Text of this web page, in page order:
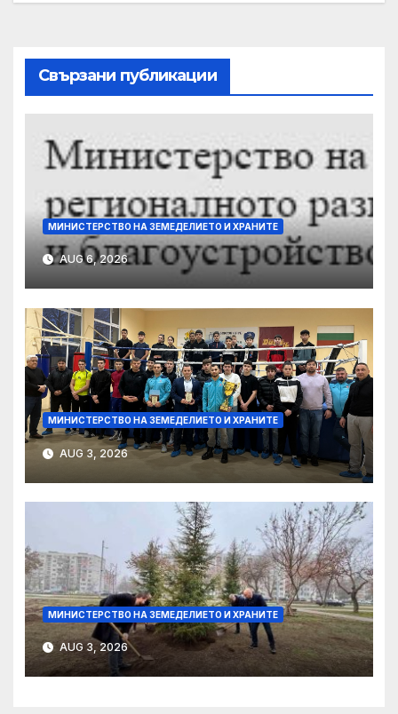
navigation
Свързани публикации
МИНИСТЕРСТВО НА ЗЕМЕДЕЛИЕТО И ХРАНИТЕ
AUG 6, 2026
МИНИСТЕРСТВО НА ЗЕМЕДЕЛИЕТО И ХРАНИТЕ
AUG 3, 2026
МИНИСТЕРСТВО НА ЗЕМЕДЕЛИЕТО И ХРАНИТЕ
AUG 3, 2026